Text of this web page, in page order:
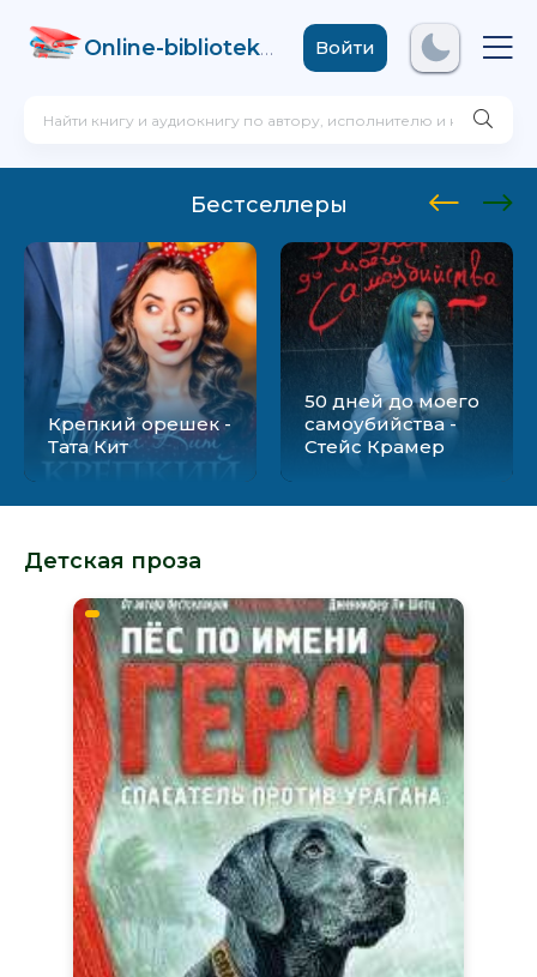
Online-biblioteka .comВойти
Бестселлеры
Крепкий орешек -
Тата Кит
50 дней до моего
самоубийства -
Стейс Крамер
Детская проза